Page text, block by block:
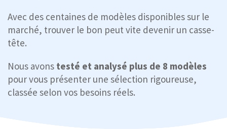
Avec des centaines de modèles disponibles sur le
marché, trouver le bon peut vite devenir un casse-
tête.
Nous avons testé et analysé plus de 8 modèles
pour vous présenter une sélection rigoureuse,
classée selon vos besoins réels.